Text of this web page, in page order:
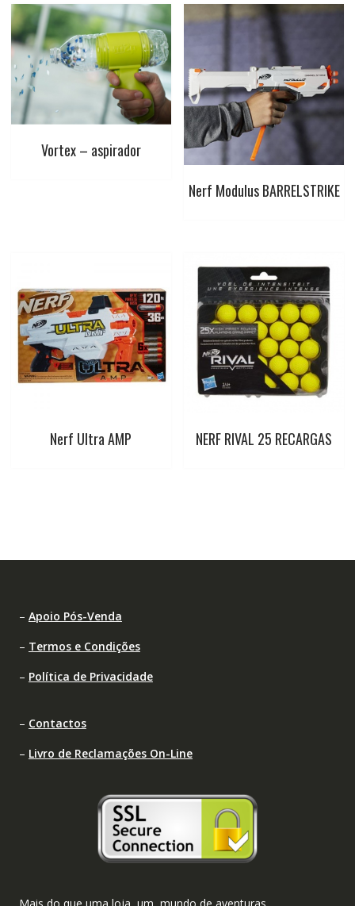
Vortex – aspirador
Nerf Modulus BARRELSTRIKE
Nerf Ultra AMP NERF RIVAL 25 RECARGAS
– Apoio Pós-Venda
– Termos e Condições
– Política de Privacidade
– Contactos
– Livro de Reclamações On-Line